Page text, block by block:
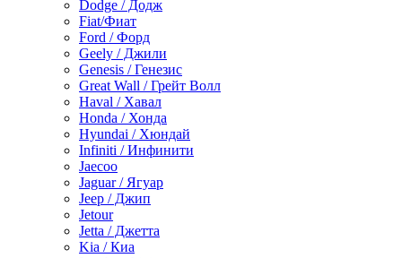
Dodge / Додж
Fiat/Фиат
Ford / Форд
Geely / Джили
Genesis / Генезис
Great Wall / Грейт Волл
Haval / Хавал
Honda / Хонда
Hyundai / Хюндай
Infiniti / Инфинити
Jaecoo
Jaguar / Ягуар
Jeep / Джип
Jetour
Jetta / Джетта
Kia / Киа